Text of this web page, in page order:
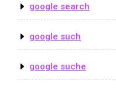
google search
google such
google suche